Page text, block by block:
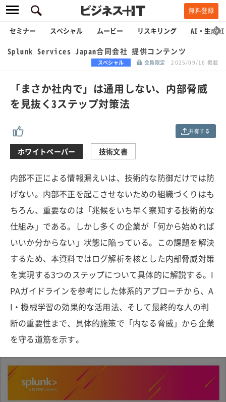
無料登録
セミナー スペシャル ムービー リスキリング AI・生成AI
Splunk Services Japan合同会社 提供コンテンツ
スペシャル 会員限定 2025/09/16 掲載
「まさか社内で」は通用しない、内部脅威
を見抜く3ステップ対策法
共有する
ホワイトペーパー 技術文書
内部不正による情報漏えいは、技術的な防御だけでは防
げない。内部不正を起こさせないための組織づくりはも
ちろん、重要なのは「兆候をいち早く察知する技術的な
仕組み」である。しかし多くの企業が「何から始めれば
いいか分からない」状態に陥っている。この課題を解決
するため、本資料ではログ解析を核とした内部脅威対策
を実現する3つのステップについて具体的に解説する。I
PAガイドラインを参考にした体系的アプローチから、A
I・機械学習の効果的な活用法、そして最終的な人の判
断の重要性まで、具体的施策で「内なる脅威」から企業
を守る道筋を示す。